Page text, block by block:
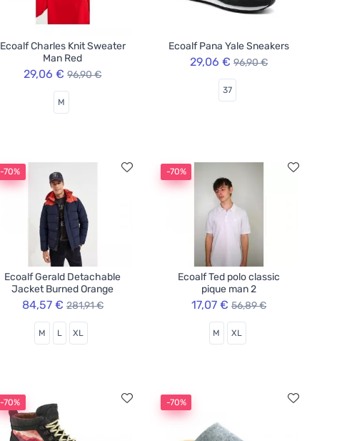
Ecoalf Charles Knit Sweater
Man Red
29,06 € 96,90 €
M
Ecoalf Pana Yale Sneakers
29,06 € 96,90 €
37
-70%
Ecoalf Gerald Detachable
Jacket Burned Orange
84,57 € 281,91 €
M L XL
-70%
Ecoalf Ted polo classic
pique man 2
17,07 € 56,89 €
M XL
-70% -70%